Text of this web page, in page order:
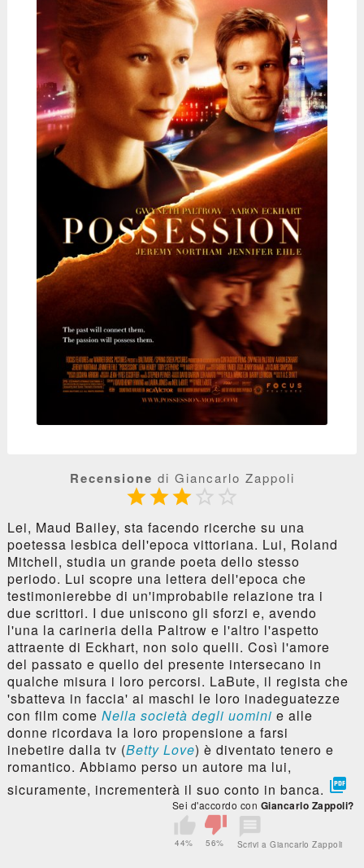
Recensione di Giancarlo Zappoli
  
Lei, Maud Bailey, sta facendo ricerche su una
poetessa lesbica dell'epoca vittoriana. Lui, Roland
Mitchell, studia un grande poeta dello stesso
periodo. Lui scopre una lettera dell'epoca che
testimonierebbe di un'improbabile relazione tra i
due scrittori. I due uniscono gli sforzi e, avendo
l'una la carineria della Paltrow e l'altro l'aspetto
attraente di Eckhart, non solo quelli. Così l'amore
del passato e quello del presente intersecano in
qualche misura i loro percorsi. LaBute, il regista che
'sbatteva in faccia' ai maschi le loro inadeguatezze
con film come Nella società degli uomini e alle
donne ricordava la loro propensione a farsi
inebetire dalla tv (Betty Love) è diventato tenero e
romantico. Abbiamo perso un autore ma lui,
sicuramente, incrementerà il suo conto in banca. 
Sei d'accordo con Giancarlo Zappoli?
44% 56% Scrivi a Giancarlo Zappoli